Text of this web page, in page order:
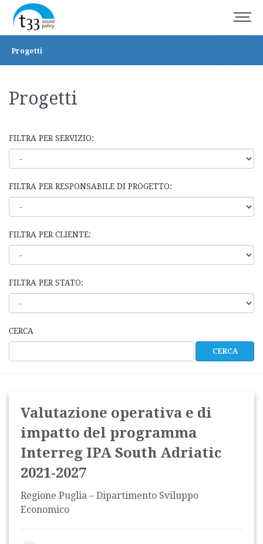
Progetti
Progetti
FILTRA PER SERVIZIO:
FILTRA PER RESPONSABILE DI PROGETTO:
FILTRA PER CLIENTE:
FILTRA PER STATO:
CERCA
Valutazione operativa e di
impatto del programma
Interreg IPA South Adriatic
2021-2027
Regione Puglia – Dipartimento Sviluppo
Economico